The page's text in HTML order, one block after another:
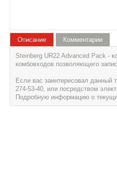
Описание
Steinberg UR22 Advanced Pack -
комбовходов позволяющего
Если вас заинтересовал данный
274-53-40, или посредством
Подробную информацию о
Комментарии